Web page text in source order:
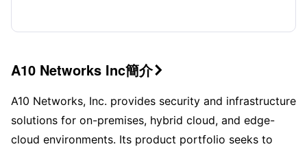
A10 Networks Inc簡介
A10 Networks, Inc. provides security and infrastructure
solutions for on-premises, hybrid cloud, and edge-
cloud environments. Its product portfolio seeks to